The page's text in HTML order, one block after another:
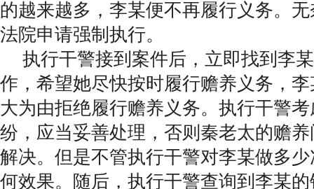
的越来越多，李某便不再履行义务。
法院申请强制执行。
执行干警接到案件后，立即找到李
作，希望她尽快按时履行赡养义务，
大为由拒绝履行赡养义务。执行干警
纷，应当妥善处理，否则秦老太的赡
解决。但是不管执行干警对李某做多
何效果。随后，执行干警查询到李某